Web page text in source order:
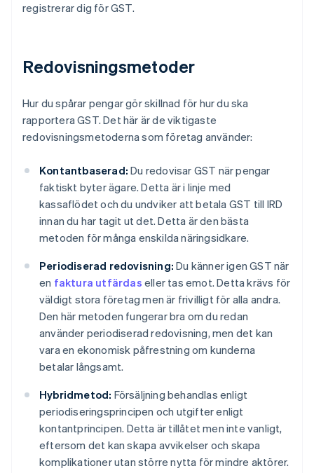
registrerar dig för GST.
Redovisningsmetoder
Hur du spårar pengar gör skillnad för hur du ska
rapportera GST. Det här är de viktigaste
redovisningsmetoderna som företag använder:
Kontantbaserad: Du redovisar GST när pengar
faktiskt byter ägare. Detta är i linje med
kassaflödet och du undviker att betala GST till IRD
innan du har tagit ut det. Detta är den bästa
metoden för många enskilda näringsidkare.
Periodiserad redovisning: Du känner igen GST när
en faktura utfärdas eller tas emot. Detta krävs för
väldigt stora företag men är frivilligt för alla andra.
Den här metoden fungerar bra om du redan
använder periodiserad redovisning, men det kan
vara en ekonomisk påfrestning om kunderna
betalar långsamt.
Hybridmetod: Försäljning behandlas enligt
periodiseringsprincipen och utgifter enligt
kontantprincipen. Detta är tillåtet men inte vanligt,
eftersom det kan skapa avvikelser och skapa
komplikationer utan större nytta för mindre aktörer.